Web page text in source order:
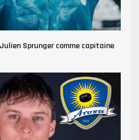
Sprunger comme capitaine